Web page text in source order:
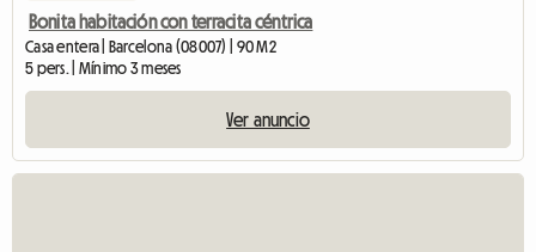
Bonita habitación con terracita céntrica
Casa entera | Barcelona (08007) | 90 M2
5 pers. | Mínimo 3 meses
Ver anuncio